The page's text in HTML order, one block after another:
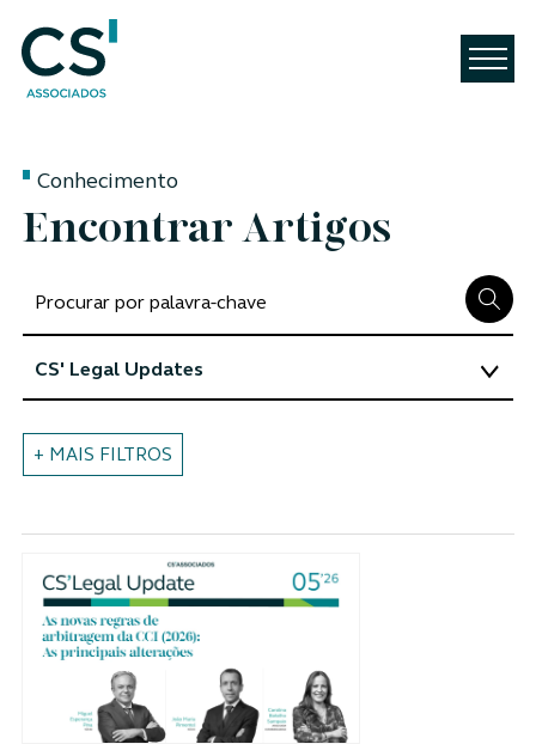
Conhecimento
Encontrar Artigos
+ MAIS FILTROS